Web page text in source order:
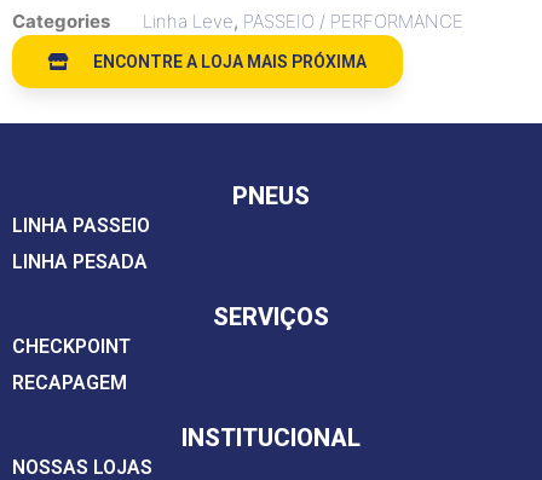
Categories
Linha Leve, PASSEIO / PERFORMANCE
ENCONTRE A LOJA MAIS PRÓXIMA
PNEUS
LINHA PASSEIO
LINHA PESADA
SERVIÇOS
CHECKPOINT
RECAPAGEM
INSTITUCIONAL
NOSSAS LOJAS